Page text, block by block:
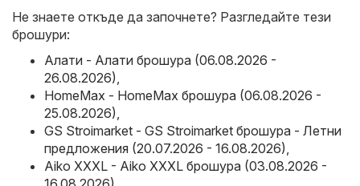
Не знаете откъде да започнете? Разгледайте тези
брошури:
Алати - Алати брошура (06.08.2026 -
26.08.2026)
HomeMax - HomeMax брошура (06.08.2026 -
25.08.2026)
GS Stroimarket - GS Stroimarket брошура - Летни
предложения (20.07.2026 - 16.08.2026)
Aiko XXXL - Aiko XXXL брошура (03.08.2026 -